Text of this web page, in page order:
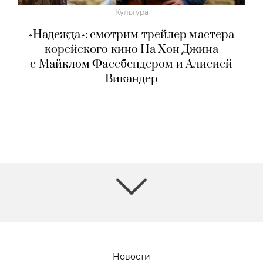
Культура
«Надежда»: смотрим трейлер мастера
корейского кино На Хон Джина
с Майклом Фассбендером и Алисией
Викандер
Новости